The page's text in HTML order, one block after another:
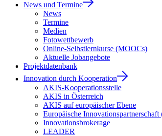
News und Termine
News
Termine
Medien
Fotowettbewerb
Online-Selbstlernkurse (MOOCs)
Aktuelle Jobangebote
Projektdatenbank
Innovation durch Kooperation
AKIS-Kooperationsstelle
AKIS in Österreich
AKIS auf europäischer Ebene
Europäische Innovationspartnerschaft
Innovationsbrokerage
LEADER